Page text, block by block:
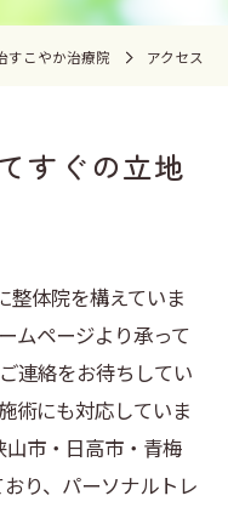
すこやか治療院 アクセス
すぐの立地
整体院を構えていま
ムページより承って
連絡をお待ちしてい
術にも対応していま
市・日高市・青梅
り、パーソナルトレ